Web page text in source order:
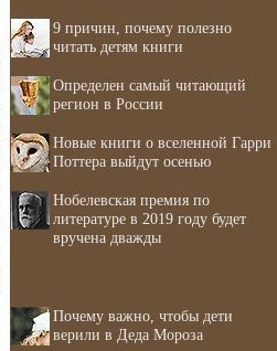
9 причин, почему полезно
читать детям книги
Определен самый читающий
регион в России
Новые книги о вселенной Гарри
Поттера выйдут осенью
Нобелевская премия по
литературе в 2019 году будет
вручена дважды
Почему важно, чтобы дети
верили в Деда Мороза